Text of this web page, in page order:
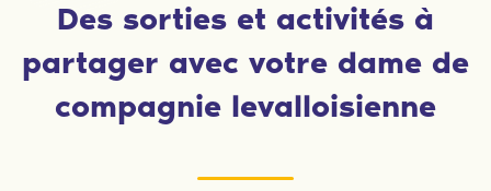
Des sorties et activités à
partager avec votre dame de
compagnie levalloisienne